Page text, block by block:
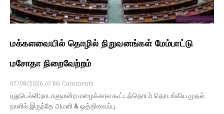
மக்களவையில் தொழில் நிறுவனங்கள் மேம்பாட்டு
மசோதா நிறைவேற்றம்
07/08/2026
No Comments
புதுடெல்லி:நாடாளுமன்ற மழைக்கால கூட்டத்தொடர் தொடங்கிய முதல்
நாளில் இருந்தே அமளி & ஒத்திவைப்பு